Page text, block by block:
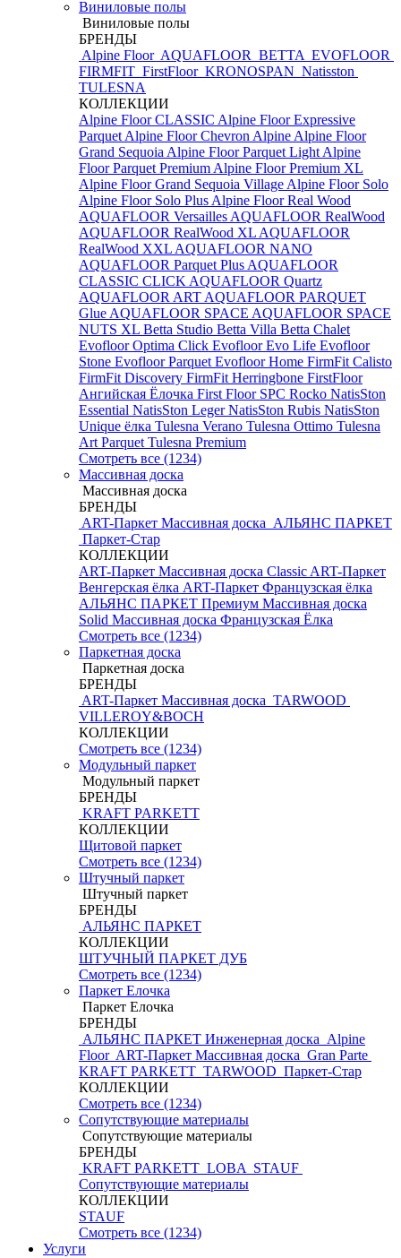
Виниловые полы
Виниловые полы
БРЕНДЫ
Alpine Floor AQUAFLOOR BETTA EVOFLOOR
FIRMFIT FirstFloor KRONOSPAN Natisston
TULESNA
КОЛЛЕКЦИИ
Alpine Floor CLASSIC Alpine Floor Expressive
Parquet Alpine Floor Chevron Alpine Alpine Floor
Grand Sequoia Alpine Floor Parquet Light Alpine
Floor Parquet Premium Alpine Floor Premium XL
Alpine Floor Grand Sequoia Village Alpine Floor Solo
Alpine Floor Solo Plus Alpine Floor Real Wood
AQUAFLOOR Versailles AQUAFLOOR RealWood
AQUAFLOOR RealWood XL AQUAFLOOR
RealWood XXL AQUAFLOOR NANO
AQUAFLOOR Parquet Plus AQUAFLOOR
CLASSIC CLICK AQUAFLOOR Quartz
AQUAFLOOR ART AQUAFLOOR PARQUET
Glue AQUAFLOOR SPACE AQUAFLOOR SPACE
NUTS XL Betta Studio Betta Villa Betta Chalet
Evofloor Optima Click Evofloor Evo Life Evofloor
Stone Evofloor Parquet Evofloor Home FirmFit Calisto
FirmFit Discovery FirmFit Herringbone FirstFloor
Ангийская Ёлочка First Floor SPC Rocko NatisSton
Essential NatisSton LegerNatisSton Rubis NatisSton
Unique ёлка Tulesna Verano Tulesna Ottimo Tulesna
Art Parquet Tulesna Premium
Смотреть все (1234)
Массивная доска
Массивная доска
БРЕНДЫ
ART-Паркет Массивная доска АЛЬЯНС ПАРКЕТ
Паркет-Стар
КОЛЛЕКЦИИ
ART-Паркет Массивная доска Classic ART-Паркет
Венгерская ёлка ART-Паркет Французская ёлка
АЛЬЯНС ПАРКЕТ Премиум Массивная доска
Solid Массивная доска Французская Ёлка
Смотреть все (1234)
Паркетная доска
Паркетная доска
БРЕНДЫ
ART-Паркет Массивная доска TARWOOD
VILLEROY&BOCH
КОЛЛЕКЦИИ
Смотреть все (1234)
Модульный паркет
Модульный паркет
БРЕНДЫ
KRAFT PARKETT
КОЛЛЕКЦИИ
Щитовой паркет
Смотреть все (1234)
Штучный паркет
Штучный паркет
БРЕНДЫ
АЛЬЯНС ПАРКЕТ
КОЛЛЕКЦИИ
ШТУЧНЫЙ ПАРКЕТ ДУБ
Смотреть все (1234)
Паркет Елочка
Паркет Елочка
БРЕНДЫ
АЛЬЯНС ПАРКЕТ Инженерная доска Alpine
Floor ART-Паркет Массивная доска Gran Parte
KRAFT PARKETT TARWOOD Паркет-Стар
КОЛЛЕКЦИИ
Смотреть все (1234)
Сопутствующие материалы
Сопутствующие материалы
БРЕНДЫ
KRAFT PARKETT LOBA STAUF
Сопутствующие материалы
КОЛЛЕКЦИИ
STAUF
Смотреть все (1234)
Услуги